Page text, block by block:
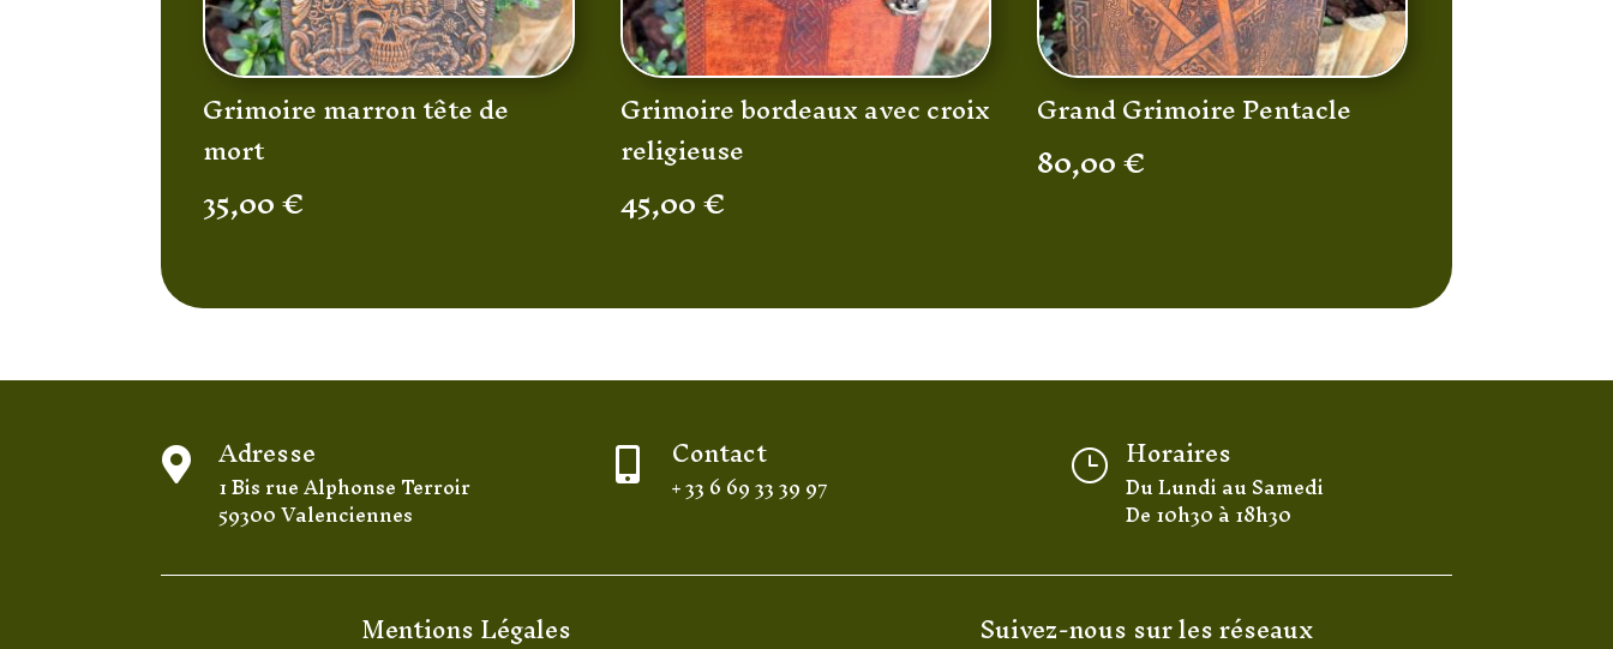
Grimoire marron tête de
mort
35,00€
Grimoire bordeaux avec croix
religieuse
45,00€
Grand Grimoire Pentacle
80,00€
 Adresse
1 Bis rue Alphonse Terroir
59300 Valenciennes
 Contact
+ 33 6 69 33 39 97
} Horaires
Du Lundi au Samedi
De 10h30 à 18h30
Mentions Légales Suivez-nous sur les réseaux